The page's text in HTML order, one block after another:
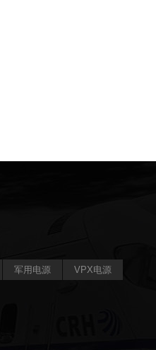
军用电源 VPX电源